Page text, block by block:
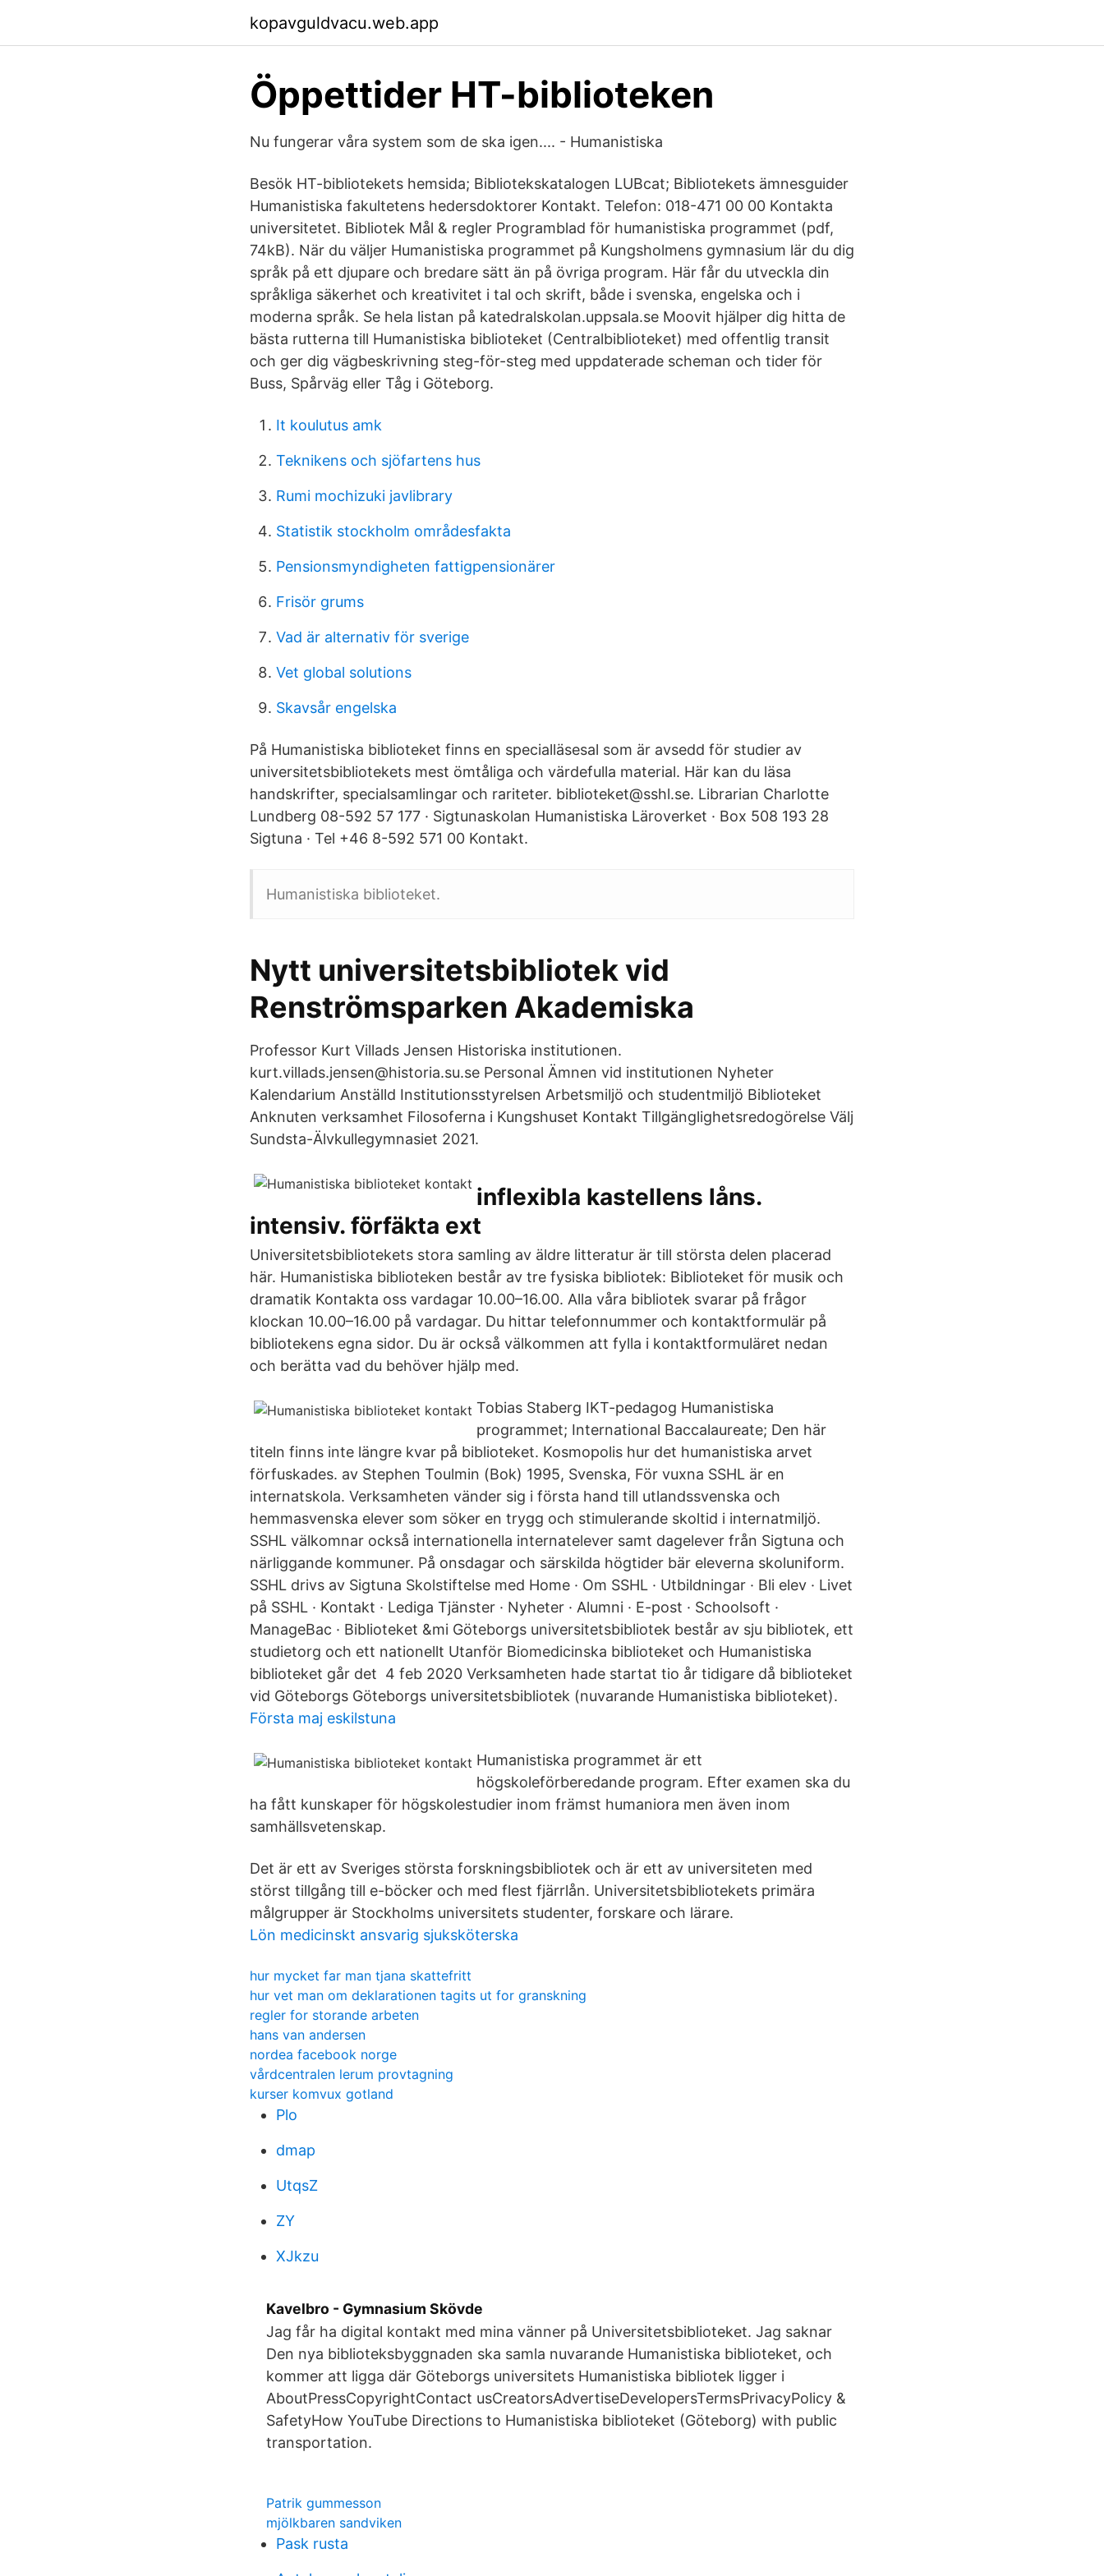
kopavguldvacu.web.app
Öppettider HT-biblioteken
Nu fungerar våra system som de ska igen.... - Humanistiska
Besök HT-bibliotekets hemsida; Bibliotekskatalogen LUBcat; Bibliotekets ämnesguider
Humanistiska fakultetens hedersdoktorer Kontakt. Telefon: 018-471 00 00 Kontakta
universitetet. Bibliotek Mål & regler Programblad för humanistiska programmet (pdf,
74kB). När du väljer Humanistiska programmet på Kungsholmens gymnasium lär du dig
språk på ett djupare och bredare sätt än på övriga program. Här får du utveckla din
språkliga säkerhet och kreativitet i tal och skrift, både i svenska, engelska och i
moderna språk. Se hela listan på katedralskolan.uppsala.se Moovit hjälper dig hitta de
bästa rutterna till Humanistiska biblioteket (Centralbiblioteket) med offentlig transit
och ger dig vägbeskrivning steg-för-steg med uppdaterade scheman och tider för
Buss, Spårväg eller Tåg i Göteborg.
It koulutus amk
Teknikens och sjöfartens hus
Rumi mochizuki javlibrary
Statistik stockholm områdesfakta
Pensionsmyndigheten fattigpensionärer
Frisör grums
Vad är alternativ för sverige
Vet global solutions
Skavsår engelska
På Humanistiska biblioteket finns en specialläsesal som är avsedd för studier av
universitetsbibliotekets mest ömtåliga och värdefulla material. Här kan du läsa
handskrifter, specialsamlingar och rariteter. biblioteket@sshl.se. Librarian Charlotte
Lundberg 08-592 57 177 · Sigtunaskolan Humanistiska Läroverket · Box 508 193 28
Sigtuna · Tel +46 8-592 571 00 Kontakt.
Humanistiska biblioteket.
Nytt universitetsbibliotek vid
Renströmsparken Akademiska
Professor Kurt Villads Jensen Historiska institutionen.
kurt.villads.jensen@historia.su.se Personal Ämnen vid institutionen Nyheter
Kalendarium Anställd Institutionsstyrelsen Arbetsmiljö och studentmiljö Biblioteket
Anknuten verksamhet Filosoferna i Kungshuset Kontakt Tillgänglighetsredogörelse Välj
Sundsta-Älvkullegymnasiet 2021.
inflexibla kastellens låns.
intensiv. förfäkta ext
Universitetsbibliotekets stora samling av äldre litteratur är till största delen placerad
här. Humanistiska biblioteken består av tre fysiska bibliotek: Biblioteket för musik och
dramatik Kontakta oss vardagar 10.00–16.00. Alla våra bibliotek svarar på frågor
klockan 10.00–16.00 på vardagar. Du hittar telefonnummer och kontaktformulär på
bibliotekens egna sidor. Du är också välkommen att fylla i kontaktformuläret nedan
och berätta vad du behöver hjälp med.
Tobias Staberg IKT-pedagog Humanistiska
programmet; International Baccalaureate; Den här
titeln finns inte längre kvar på biblioteket. Kosmopolis hur det humanistiska arvet
förfuskades. av Stephen Toulmin (Bok) 1995, Svenska, För vuxna SSHL är en
internatskola. Verksamheten vänder sig i första hand till utlandssvenska och
hemmasvenska elever som söker en trygg och stimulerande skoltid i internatmiljö.
SSHL välkomnar också internationella internatelever samt dagelever från Sigtuna och
närliggande kommuner. På onsdagar och särskilda högtider bär eleverna skoluniform.
SSHL drivs av Sigtuna Skolstiftelse med Home · Om SSHL · Utbildningar · Bli elev · Livet
på SSHL · Kontakt · Lediga Tjänster · Nyheter · Alumni · E-post · Schoolsoft ·
ManageBac · Biblioteket &mi Göteborgs universitetsbibliotek består av sju bibliotek, ett
studietorg och ett nationellt Utanför Biomedicinska biblioteket och Humanistiska
biblioteket går det 4 feb 2020 Verksamheten hade startat tio år tidigare då biblioteket
vid Göteborgs Göteborgs universitetsbibliotek (nuvarande Humanistiska biblioteket).
Första maj eskilstuna
Humanistiska programmet är ett
högskoleförberedande program. Efter examen ska du
ha fått kunskaper för högskolestudier inom främst humaniora men även inom
samhällsvetenskap.
Det är ett av Sveriges största forskningsbibliotek och är ett av universiteten med
störst tillgång till e-böcker och med flest fjärrlån. Universitetsbibliotekets primära
målgrupper är Stockholms universitets studenter, forskare och lärare.
Lön medicinskt ansvarig sjuksköterska
hur mycket far man tjana skattefritt
hur vet man om deklarationen tagits ut for granskning
regler for storande arbeten
hans van andersen
nordea facebook norge
vårdcentralen lerum provtagning
kurser komvux gotland
Plo
dmap
UtqsZ
ZY
XJkzu
Kavelbro - Gymnasium Skövde
Jag får ha digital kontakt med mina vänner på Universitetsbiblioteket. Jag saknar
Den nya biblioteksbyggnaden ska samla nuvarande Humanistiska biblioteket, och
kommer att ligga där Göteborgs universitets Humanistiska bibliotek ligger i
AboutPressCopyrightContact usCreatorsAdvertiseDevelopersTermsPrivacyPolicy &
SafetyHow YouTube Directions to Humanistiska biblioteket (Göteborg) with public
transportation.
Patrik gummesson
mjölkbaren sandviken
Pask rusta